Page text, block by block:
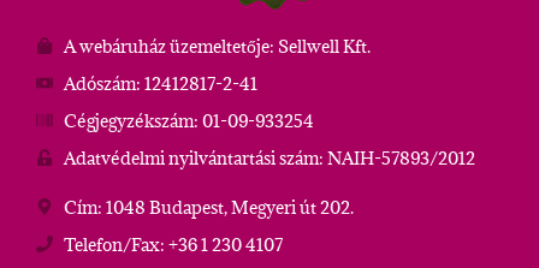
A webáruház üzemeltetője: Sellwell Kft.
Adószám: 12412817-2-41
Cégjegyzékszám: 01-09-933254
Adatvédelmi nyilvántartási szám: NAIH-57893/2012
Cím: 1048 Budapest, Megyeri út 202.
Telefon/Fax: +36 1 230 4107